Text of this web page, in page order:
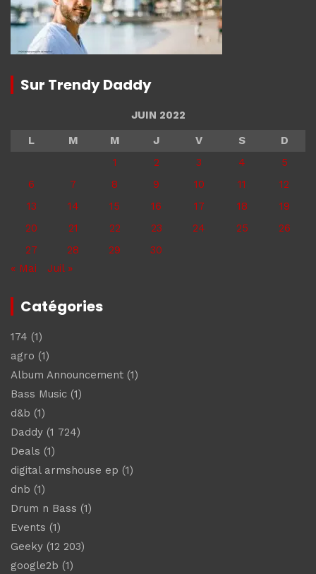
Sur Trendy Daddy
JUIN 2022
L
M M J V S
D
1
2 3 4
5
6
7 8 9 10 11
12
13
14 15 16 17 18
19
20
21 22 23 24 25
26
27
28 29
30
« Mai
Juil »
Catégories
174 (1)
agro (1)
Album Announcement (1)
Bass Music (1)
d&b (1)
Daddy (1 724)
Deals (1)
digital armshouse ep (1)
dnb (1)
Drum n Bass (1)
Events (1)
Geeky (12 203)
google2b (1)